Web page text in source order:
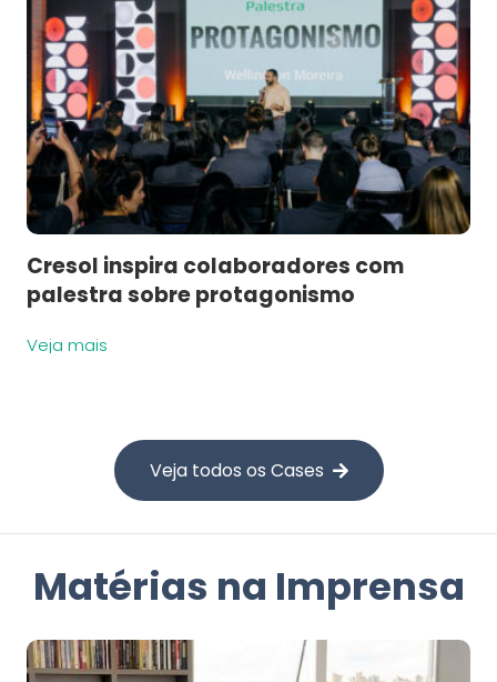
Cresol inspira colaboradores com
palestra sobre protagonismo
Veja mais
Veja todos os Cases
Matérias na Imprensa